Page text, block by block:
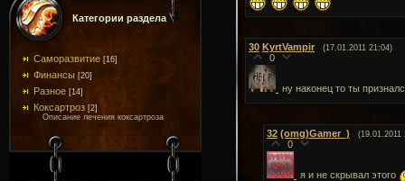
Категории раздела
Саморазвитие [16]
Финансы [20]
Разное [14]
Коксартроз [2]
Описание лечения коксартроза
30 KyrtVampir (17.01.2011 21:04)
0
ну наконец то ты
32 (omg)Gamer_) (19.01.2011
0
я и не скрывал этого